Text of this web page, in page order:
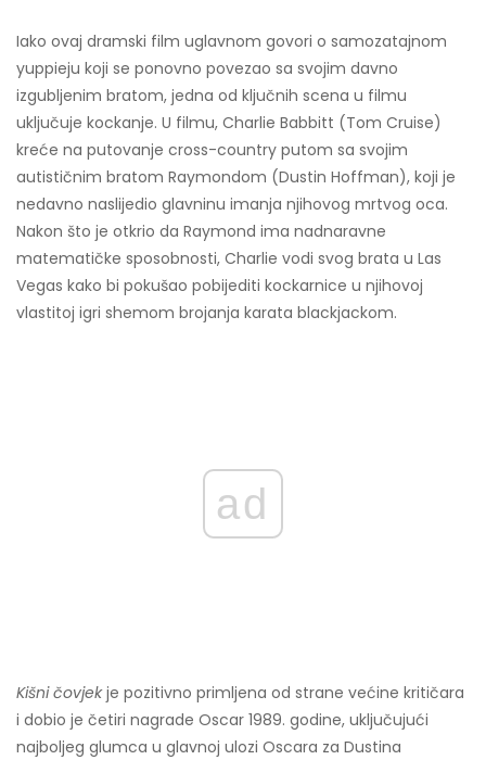
Iako ovaj dramski film uglavnom govori o samozatajnom
yuppieju koji se ponovno povezao sa svojim davno
izgubljenim bratom, jedna od ključnih scena u filmu
uključuje kockanje. U filmu, Charlie Babbitt (Tom Cruise)
kreće na putovanje cross-country putom sa svojim
autističnim bratom Raymondom (Dustin Hoffman), koji je
nedavno naslijedio glavninu imanja njihovog mrtvog oca.
Nakon što je otkrio da Raymond ima nadnaravne
matematičke sposobnosti, Charlie vodi svog brata u Las
Vegas kako bi pokušao pobijediti kockarnice u njihovoj
vlastitoj igri shemom brojanja karata blackjackom.
ad
Kišni čovjekje pozitivno primljena od strane većine kritičara
i dobio je četiri nagrade Oscar 1989. godine, uključujući
najboljeg glumca u glavnoj ulozi Oscara za Dustina